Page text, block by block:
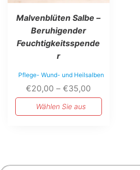
Malvenblüten Salbe –
Beruhigender
Feuchtigkeitsspende
r
Pflege- Wund- und Heilsalben
€20,00 –€35,00
€20,00
bis
Wählen Sie aus